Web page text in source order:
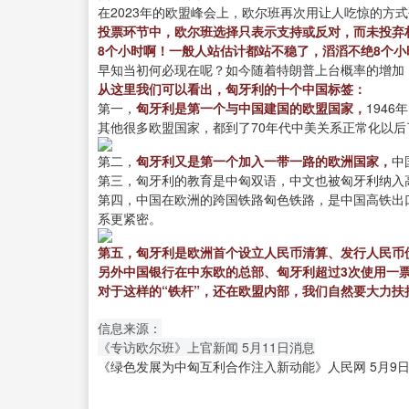
在2023年的欧盟峰会上，欧尔班再次用让人吃惊的
投票环节中，欧尔班选择只表示支持或反对，而未投
8个小时啊！一般人站估计都站不稳了，滔滔不绝8个
早知当初何必现在呢？如今随着特朗普上台概率的增
从这里我们可以看出，匈牙利的十个中国标签：
第一， 匈牙利是第一个与中国建国的欧盟国家， 1946
其他很多欧盟国家，都到了70年代中美关系正常化以
第二， 匈牙利又是第一个加入一带一路的欧洲国家， 中
第三，匈牙利的教育是中匈双语，中文也被匈牙利纳
第四，中国在欧洲的跨国铁路匈色铁路，是中国高铁
系更紧密。
第五，匈牙利是欧洲首个设立人民币清算、发行人民
另外中国银行在中东欧的总部、匈牙利超过3次使用
对于这样的“铁杆”，还在欧盟内部，我们自然要大力
信息来源：
《专访欧尔班》上官新闻 5月11日消息
《绿色发展为中匈互利合作注入新动能》人民网 5月9